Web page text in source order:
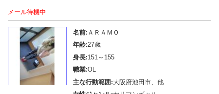
メール待機中
名前: ＡＲＡＭＯ
年齢:27歳
身長:151～155
職業:OL
主な行動範囲:大阪府池田市、他